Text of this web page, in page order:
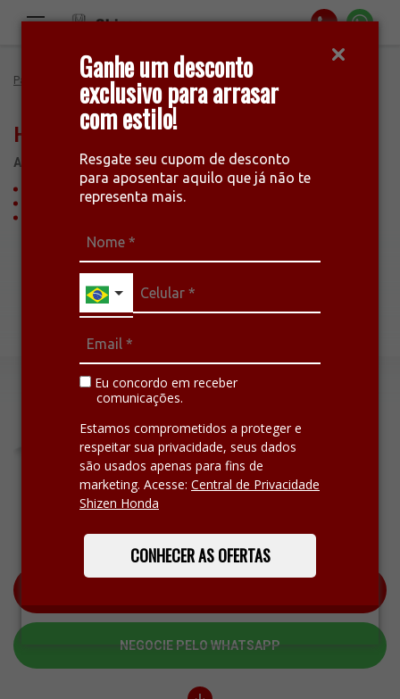
Ganhe um desconto
exclusivo para arrasar
com estilo!
Resgate seu cupom de desconto
para aposentar aquilo que já não te
representa mais.
Eu concordo em receber
comunicações.
Estamos comprometidos a proteger e
respeitar sua privacidade, seus dados
são usados apenas para fins de
marketing. Acesse: Central de Privacidade
Shizen Honda
CONHECER AS OFERTAS
Página Inicial Ofertas New City Sedan 2023 EXL
HondaNew City Sedan 2023 EXL
AS MELHORES CONDIÇÕES DE MANAUS
Bônus no usado
Acessórios inclusos
Oferta Expirada!
NEGOCIE PELO WHATSAPP